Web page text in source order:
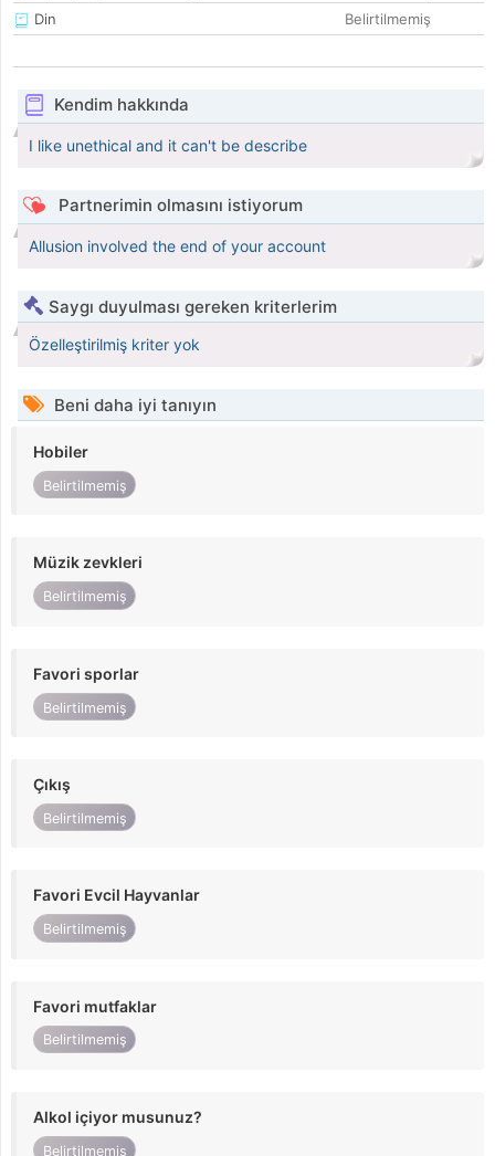
Din
Belirtilmemiş
Kendim hakkında
I like unethical and it can't be describe
Partnerimin olmasını istiyorum
Allusion involved the end of your account
Saygı duyulması gereken kriterlerim
Özelleştirilmiş kriter yok
Beni daha iyi tanıyın
Hobiler
Belirtilmemiş
Müzik zevkleri
Belirtilmemiş
Favori sporlar
Belirtilmemiş
Çıkış
Belirtilmemiş
Favori Evcil Hayvanlar
Belirtilmemiş
Favori mutfaklar
Belirtilmemiş
Alkol içiyor musunuz?
Belirtilmemiş